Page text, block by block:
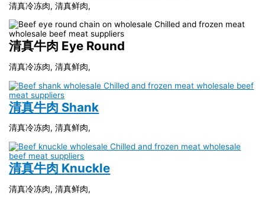
清真冷冻肉, 清真鲜肉,
清真牛肉 Eye Round
清真冷冻肉, 清真鲜肉,
清真牛肉 Shank
清真冷冻肉, 清真鲜肉,
清真牛肉 Knuckle
清真冷冻肉, 清真鲜肉,